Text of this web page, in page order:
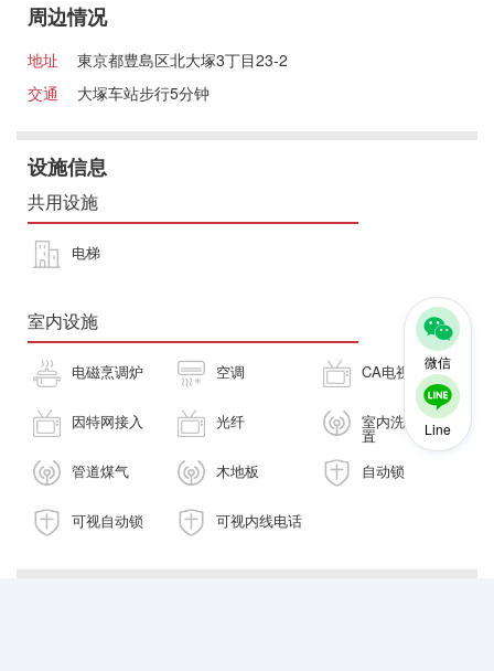
微信
Line
周边情况
地址
東京都豊島区北大塚3丁目23-2
交通
大塚车站步行5分钟
设施信息
共用设施
电梯
室内设施
电磁烹调炉 空调 CA电视
因特网接入 光纤 室内洗衣机放
置
管道煤气
木地板 自动锁
可视自动锁 可视内线电话